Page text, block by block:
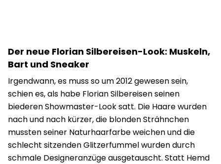
Der neue Florian Silbereisen-Look: Muskeln,
Bart und Sneaker
Irgendwann, es muss so um 2012 gewesen sein,
schien es, als habe Florian Silbereisen seinen
biederen Showmaster-Look satt. Die Haare wurden
nach und nach kürzer, die blonden Strähnchen
mussten seiner Naturhaarfarbe weichen und die
schlecht sitzenden Glitzerfummel wurden durch
schmale Designeranzüge ausgetauscht. Statt Hemd